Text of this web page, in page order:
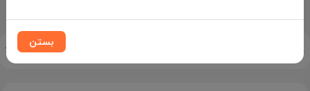
بستن
جستجو سریع خبرنامه یوزپلنگ